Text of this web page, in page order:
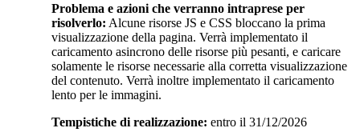
Problema e azioni che verranno intraprese per
risolverlo: Alcune risorse JS e CSS bloccano la prima
visualizzazione della pagina. Verrà implementato il
caricamento asincrono delle risorse più pesanti, e caricare
solamente le risorse necessarie alla corretta visualizzazione
del contenuto. Verrà inoltre implementato il caricamento
lento per le immagini.
Tempistiche di realizzazione: entro il 31/12/2026